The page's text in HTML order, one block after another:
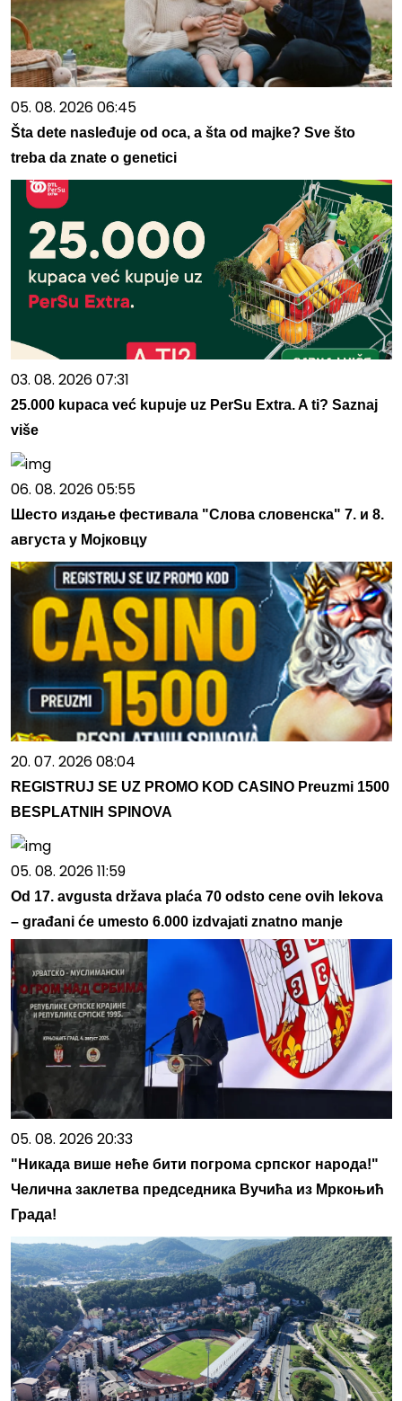
05. 08. 2026 06:45
Šta dete nasleđuje od oca, a šta od majke? Sve što
treba da znate o genetici
03. 08. 2026 07:31
25.000 kupaca već kupuje uz PerSu Extra. A ti? Saznaj
više
06. 08. 2026 05:55
Шесто издање фестивала "Слова словенска" 7. и 8.
августа у Мојковцу
20. 07. 2026 08:04
REGISTRUJ SE UZ PROMO KOD CASINO Preuzmi 1500
BESPLATNIH SPINOVA
05. 08. 2026 11:59
Od 17. avgusta država plaća 70 odsto cene ovih lekova
– građani će umesto 6.000 izdvajati znatno manje
05. 08. 2026 20:33
"Никада више неће бити погрома српског народа!"
Челична заклетва председника Вучића из Мркоњић
Града!